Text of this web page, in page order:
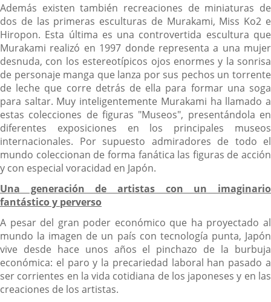
Además existen también recreaciones de miniaturas de
dos de las primeras esculturas de Murakami, Miss Ko2 e
Hiropon. Esta última es una controvertida escultura que
Murakami realizó en 1997 donde representa a una mujer
desnuda, con los estereotípicos ojos enormes y la sonrisa
de personaje manga que lanza por sus pechos un torrente
de leche que corre detrás de ella para formar una soga
para saltar. Muy inteligentemente Murakami ha llamado a
estas colecciones de figuras "Museos", presentándola en
diferentes exposiciones en los principales museos
internacionales. Por supuesto admiradores de todo el
mundo coleccionan de forma fanática las figuras de acción
y con especial voracidad en Japón.
Una generación de artistas con un imaginario
fantástico y perverso
A pesar del gran poder económico que ha proyectado al
mundo la imagen de un país con tecnología punta, Japón
vive desde hace unos años el pinchazo de la burbuja
económica: el paro y la precariedad laboral han pasado a
ser corrientes en la vida cotidiana de los japoneses y en las
creaciones de los artistas.